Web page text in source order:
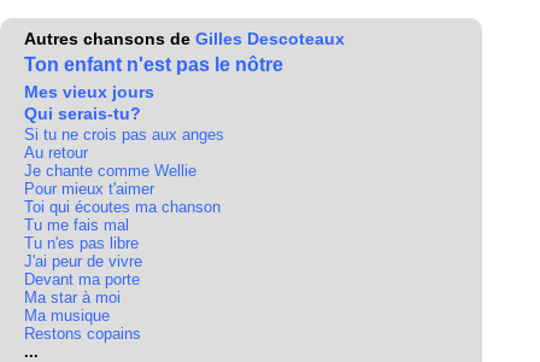
Autres chansons de Gilles Descoteaux
Ton enfant n'est pas le nôtre
Mes vieux jours
Qui serais-tu?
Si tu ne crois pas aux anges
Au retour
Je chante comme Wellie
Pour mieux t'aimer
Toi qui écoutes ma chanson
Tu me fais mal
Tu n'es pas libre
J'ai peur de vivre
Devant ma porte
Ma star à moi
Ma musique
Restons copains
...